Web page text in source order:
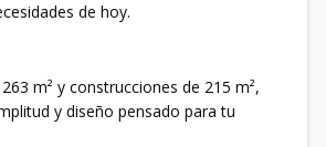
de hoy.
m² y construcciones de 215 m²,
y diseño pensado para tu